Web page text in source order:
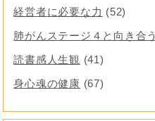
経営者に必要な力 (52)
肺がんステージ４と向き合う
読書感人生観 (41)
身心魂の健康 (67)